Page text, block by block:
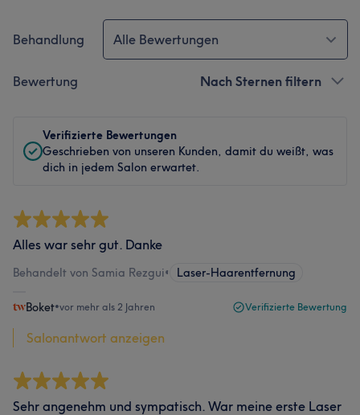
Behandlung Alle Bewertungen
Bewertung Nach Sternen filtern
Verifizierte Bewertungen
Geschrieben von unseren Kunden, damit du weißt, was
dich in jedem Salon erwartet.
Alles war sehr gut. Danke
Behandelt von Samia Rezgui• Laser-Haarentfernung
Boket•vor mehr als 2 Jahren Verifizierte Bewertung
Salonantwort anzeigen
Sehr angenehm und sympatisch. War meine erste Laser